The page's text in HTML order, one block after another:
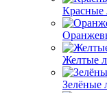
Красные
Желтые
Зелёные